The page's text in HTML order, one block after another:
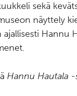
sekä
näyttely
Hannu
Hannu Hautala -